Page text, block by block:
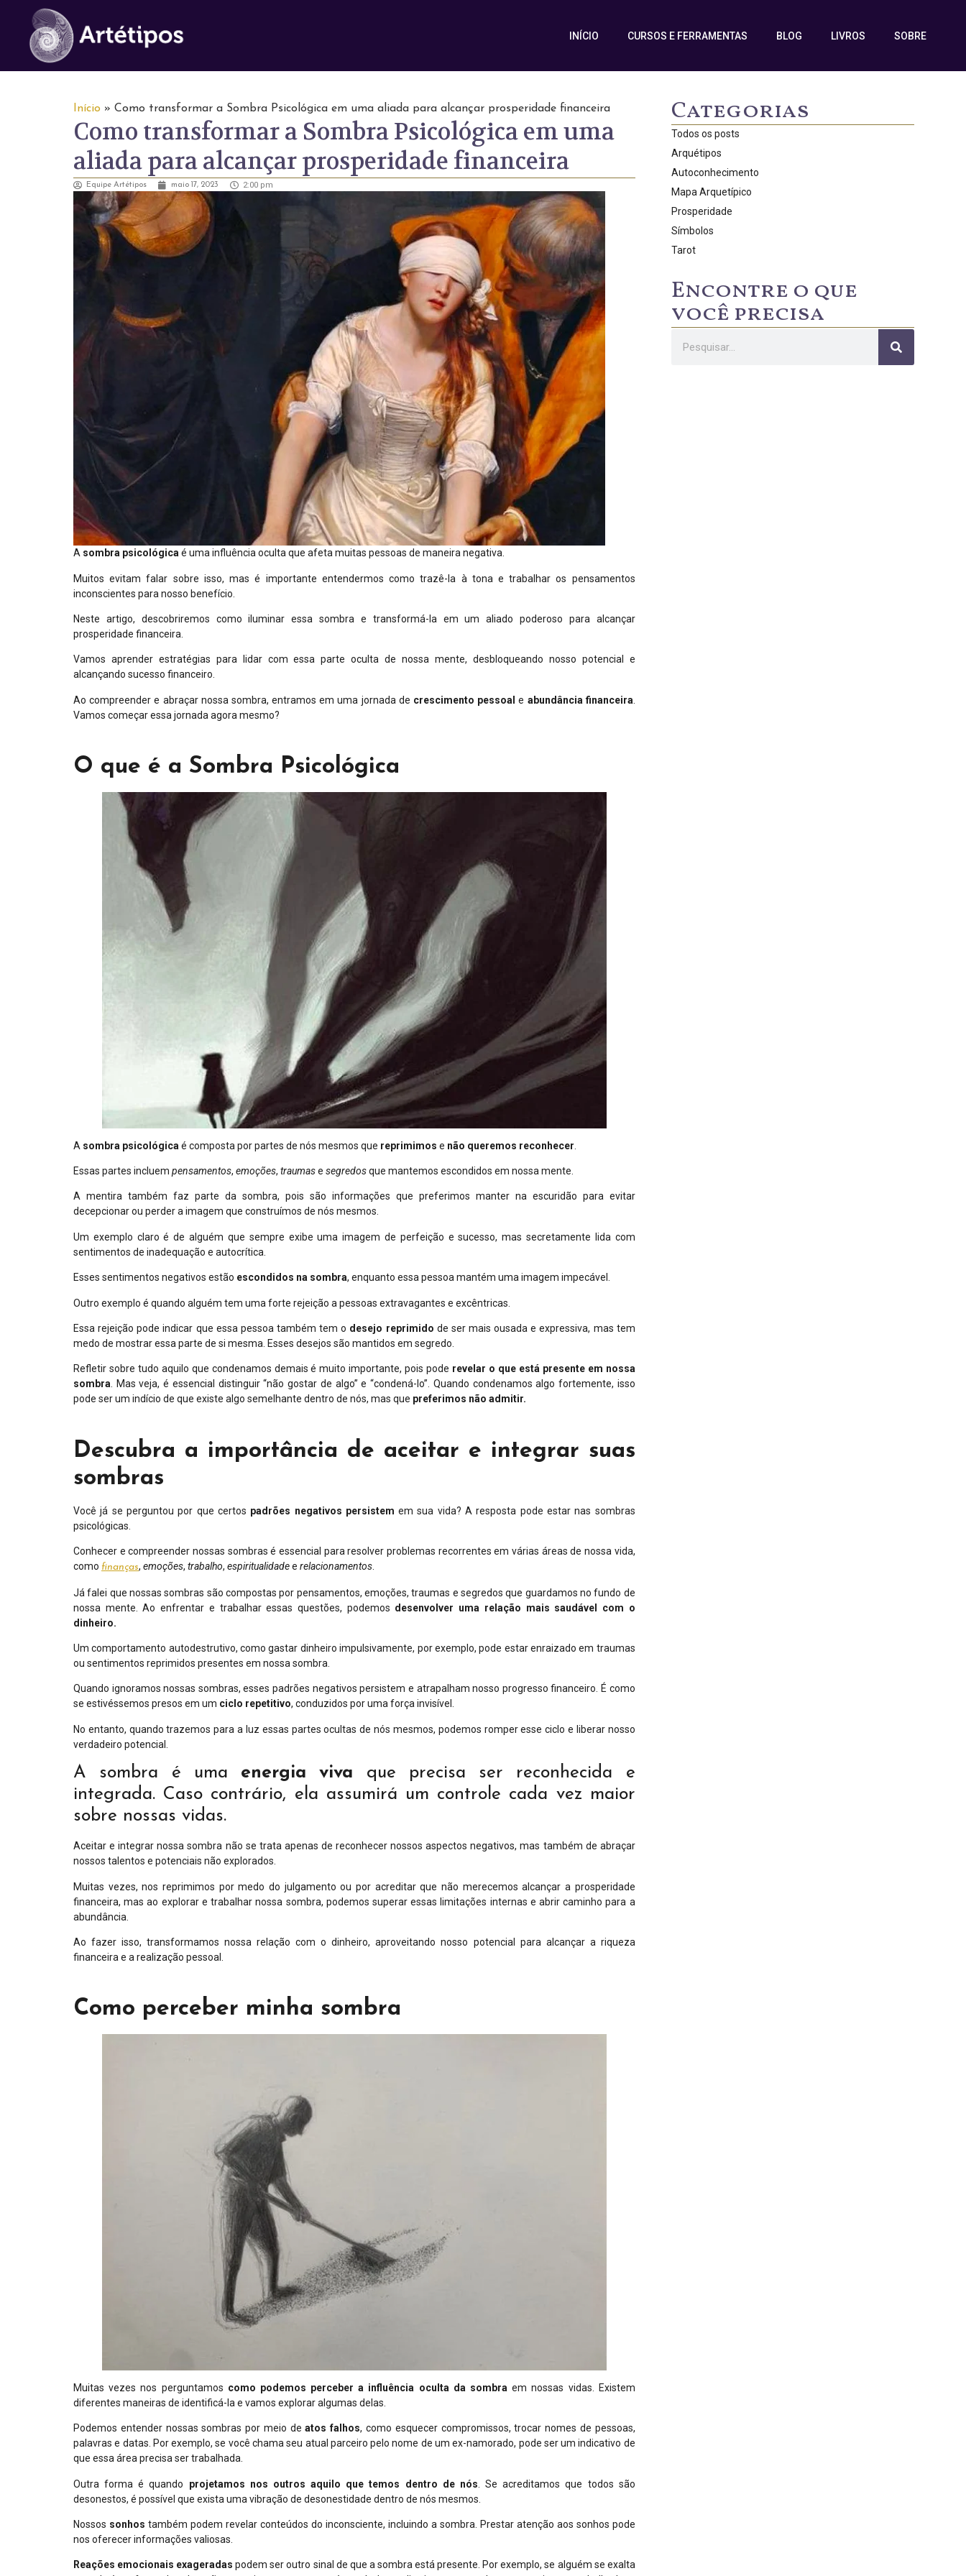
INÍCIO CURSOS E FERRAMENTAS BLOG LIVROS SOBRE
Início » Como transformar a Sombra Psicológica em uma aliada para alcançar prosperidade financeira
Como transformar a Sombra Psicológica em uma
aliada para alcançar prosperidade financeira
Equipe Artétipos maio 17, 2023 2:00 pm
A sombra psicológicaé uma influência oculta que afeta muitas pessoas de maneira negativa.
Muitos evitam falar sobre isso, mas é importante entendermos como trazê-la à tona e trabalhar os pensamentos
inconscientes para nosso benefício.
Neste artigo, descobriremos como iluminar essa sombra e transformá-la em um aliado poderoso para alcançar
prosperidade financeira.
Vamos aprender estratégias para lidar com essa parte oculta de nossa mente, desbloqueando nosso potencial e
alcançando sucesso financeiro.
Ao compreender e abraçar nossa sombra, entramos em uma jornada de crescimento pessoal e abundância financeira
Vamos começar essa jornada agora mesmo?
O que é a Sombra Psicológica
A sombra psicológica é composta por partes de nós mesmos que reprimimos e não queremos reconhecer
Essas partes incluem pensamentos, emoções, traumase segredosque mantemos escondidos em nossa mente.
A mentira também faz parte da sombra, pois são informações que preferimos manter na escuridão para evitar
decepcionar ou perder a imagem que construímos de nós mesmos.
Um exemplo claro é de alguém que sempre exibe uma imagem de perfeição e sucesso, mas secretamente lida com
sentimentos de inadequação e autocrítica.
Esses sentimentos negativos estão escondidos na sombra, enquanto essa pessoa mantém uma imagem impecável.
Outro exemplo é quando alguém tem uma forte rejeição a pessoas extravagantes e excêntricas.
Essa rejeição pode indicar que essa pessoa também tem o desejo reprimido de ser mais ousada e expressiva, mas tem
medo de mostrar essa parte de si mesma. Esses desejos são mantidos em segredo.
Refletir sobre tudo aquilo que condenamos demais é muito importante, pois pode revelar o que está presente em nossa
sombra. Mas veja, é essencial distinguir “não gostar de algo” e “condená-lo”. Quando condenamos algo fortemente, isso
pode ser um indício de que existe algo semelhante dentro de nós, mas que preferimos não admitir.
Descubra a importância de aceitar e integrar suas
sombras
Você já se perguntou por que certos padrões negativos persistem em sua vida? A resposta pode estar nas sombras
psicológicas.
Conhecer e compreender nossas sombras é essencial para resolver problemas recorrentes em várias áreas de nossa vida,
como finanças, emoções, trabalho, espiritualidadee relacionamentos
Já falei que nossas sombras são compostas por pensamentos, emoções, traumas e segredos que guardamos no fundo de
nossa mente. Ao enfrentar e trabalhar essas questões, podemos desenvolver uma relação mais saudável com o
dinheiro.
Um comportamento autodestrutivo, como gastar dinheiro impulsivamente, por exemplo, pode estar enraizado em traumas
ou sentimentos reprimidos presentes em nossa sombra.
Quando ignoramos nossas sombras, esses padrões negativos persistem e atrapalham nosso progresso financeiro. É como
se estivéssemos presos em um ciclo repetitivo, conduzidos por uma força invisível.
No entanto, quando trazemos para a luz essas partes ocultas de nós mesmos, podemos romper esse ciclo e liberar nosso
verdadeiro potencial.
A sombra é uma energia viva que precisa ser reconhecida e
integrada. Caso contrário, ela assumirá um controle cada vez maior
sobre nossas vidas.
Aceitar e integrar nossa sombra não se trata apenas de reconhecer nossos aspectos negativos, mas também de abraçar
nossos talentos e potenciais não explorados.
Muitas vezes, nos reprimimos por medo do julgamento ou por acreditar que não merecemos alcançar a prosperidade
financeira, mas ao explorar e trabalhar nossa sombra, podemos superar essas limitações internas e abrir caminho para a
abundância.
Ao fazer isso, transformamos nossa relação com o dinheiro, aproveitando nosso potencial para alcançar a riqueza
financeira e a realização pessoal.
Como perceber minha sombra
Muitas vezes nos perguntamos como podemos perceber a influência oculta da sombra em nossas vidas. Existem
diferentes maneiras de identificá-la e vamos explorar algumas delas.
Podemos entender nossas sombras por meio deatos falhos, como esquecer compromissos, trocar nomes de pessoas,
palavras e datas. Por exemplo, se você chama seu atual parceiro pelo nome de um ex-namorado, pode ser um indicativo de
que essa área precisa ser trabalhada.
Outra forma é quando projetamos nos outros aquilo que temos dentro de nós . Se acreditamos que todos são
desonestos, é possível que exista uma vibração de desonestidade dentro de nós mesmos.
Nossos sonhos também podem revelar conteúdos do inconsciente, incluindo a sombra. Prestar atenção aos sonhos pode
nos oferecer informações valiosas.
Reações emocionais exageradas podem ser outro sinal de que a sombra está presente. Por exemplo, se alguém se exalta
Categorias
Todos os posts
Arquétipos
Autoconhecimento
Mapa Arquetípico
Prosperidade
Símbolos
Tarot
Encontre o que
você precisa